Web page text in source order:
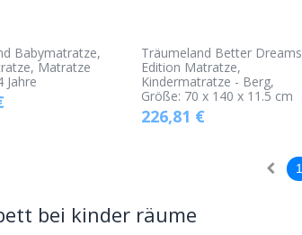
Babymatratze,
Matratze
Jahre
Träumeland Better Dreams
Edition Matratze,
Kindermatratze - Berg,
Größe: 70 x 140 x 11.5 cm
226,81 €
1
bei kinder räume